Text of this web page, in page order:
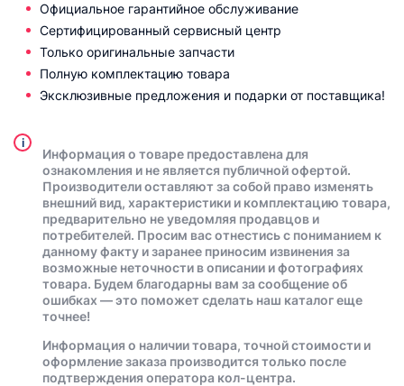
Официальное гарантийное обслуживание
Сертифицированный сервисный центр
Только оригинальные запчасти
Полную комплектацию товара
Эксклюзивные предложения и подарки от поставщика!
i
Информация о товаре предоставлена для
ознакомления и не является публичной офертой.
Производители оставляют за собой право изменять
внешний вид, характеристики и комплектацию товара,
предварительно не уведомляя продавцов и
потребителей. Просим вас отнестись с пониманием к
данному факту и заранее приносим извинения за
возможные неточности в описании и фотографиях
товара. Будем благодарны вам за сообщение об
ошибках — это поможет сделать наш каталог еще
точнее!
Информация о наличии товара, точной стоимости и
оформление заказа производится только после
подтверждения оператора кол-центра.